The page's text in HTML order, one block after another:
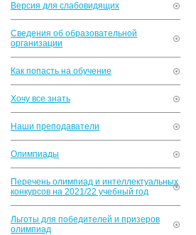
Версия для слабовидящих
Сведения об образовательной
организации
Как попасть на обучение
Хочу все знать
Наши преподаватели
Олимпиады
Перечень олимпиад и интеллектуальных
конкурсов на 2021/22 учебный год
Льготы для победителей и призеров
олимпиад